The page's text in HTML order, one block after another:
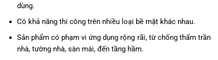
dùng.
Có khả năng thi công trên nhiều loại bề mặt khác nhau.
Sản phẩm có phạm vi ứng dụng rộng rãi, từ chống thấm trần
nhà, tường nhà, sàn mái, đến tầng hầm.